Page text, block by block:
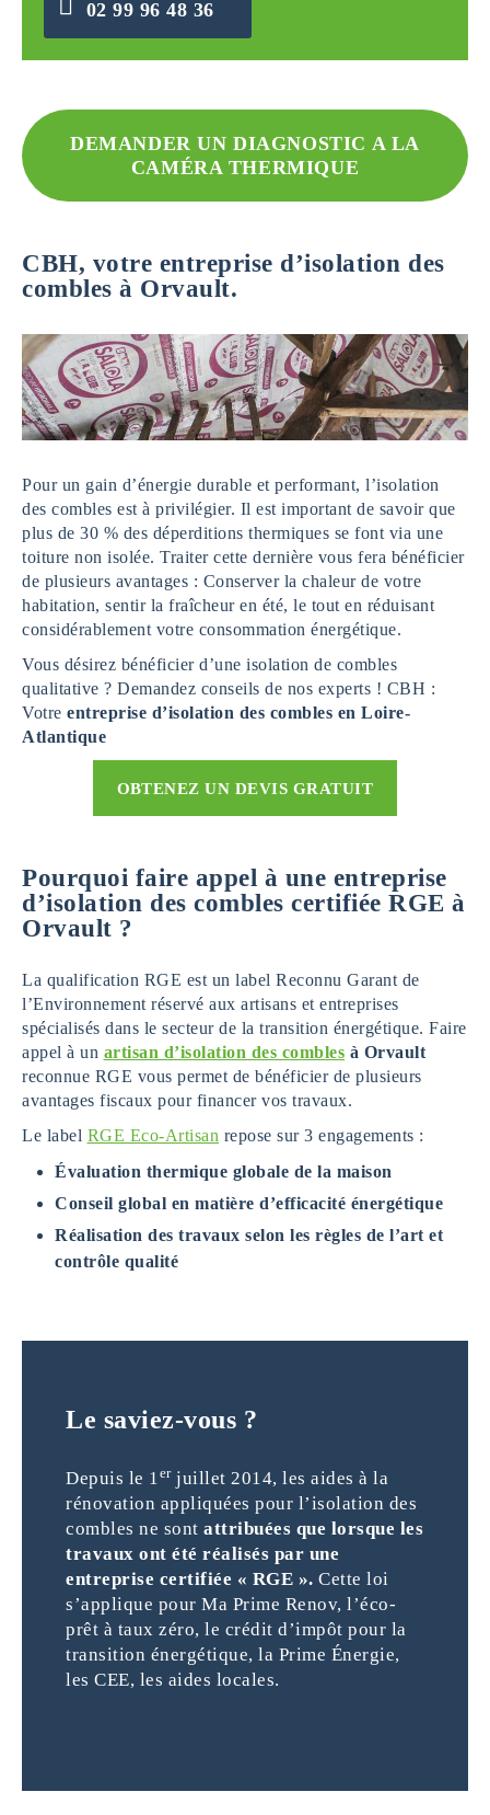
02 99 96 48 36
DEMANDER UN DIAGNOSTIC A LA
CAMÉRA THERMIQUE
CBH, votre entreprise d’isolation des
combles à Orvault.
Pour un gain d’énergie durable et performant, l’isolation
des combles est à privilégier. Il est important de savoir que
plus de 30 % des déperditions thermiques se font via une
toiture non isolée. Traiter cette dernière vous fera bénéficier
de plusieurs avantages : Conserver la chaleur de votre
habitation, sentir la fraîcheur en été, le tout en réduisant
considérablement votre consommation énergétique.
Vous désirez bénéficier d’une isolation de combles
qualitative ? Demandez conseils de nos experts ! CBH :
Votre entreprise d’isolation des combles en Loire-
Atlantique
OBTENEZ UN DEVIS GRATUIT
Pourquoi faire appel à une entreprise
d’isolation des combles certifiée RGE à
Orvault ?
La qualification RGE est un label Reconnu Garant de
l’Environnement réservé aux artisans et entreprises
spécialisés dans le secteur de la transition énergétique. Faire
appel à un artisan d’isolation des combles à Orvault
reconnue RGE vous permet de bénéficier de plusieurs
avantages fiscaux pour financer vos travaux.
Le label RGE Eco-Artisan repose sur 3 engagements :
Évaluation thermique globale de la maison
Conseil global en matière d’efficacité énergétique
Réalisation des travaux selon les règles de l’art et
contrôle qualité
Le saviez-vous ?
Depuis le 1erjuillet 2014, les aides à la
rénovation appliquées pour l’isolation des
combles ne sont attribuées que lorsque les
travaux ont été réalisés par une
entreprise certifiée « RGE ». Cette loi
s’applique pour Ma Prime Renov, l’éco-
prêt à taux zéro, le crédit d’impôt pour la
transition énergétique, la Prime Énergie,
les CEE, les aides locales.